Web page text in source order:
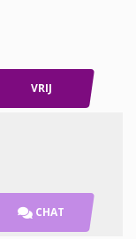
VRIJ
CHAT